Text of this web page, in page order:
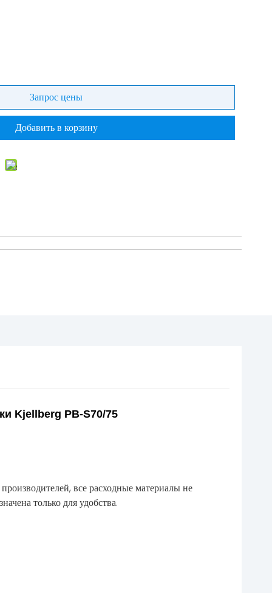
Запрос цены
Добавить в корзину
Kjellberg PB-S70/75
все расходные материалы не
только для удобства.